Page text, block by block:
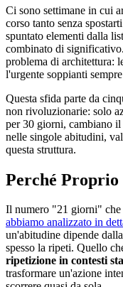
Ci sono settimane in cui
corso tanto senza
spuntato elementi dalla
combinato di
problema di architettura:
l'urgente soppianti
Questa sfida parte da
non rivoluzionarie: solo
per 30 giorni, cambiano
nelle singole abitudini,
questa struttura.
Perché
Il numero "21 giorni"
abbiamo analizzato in
un'abitudine dipende
spesso la ripeti. Quello
ripetizione in contesti
trasformare un'azione